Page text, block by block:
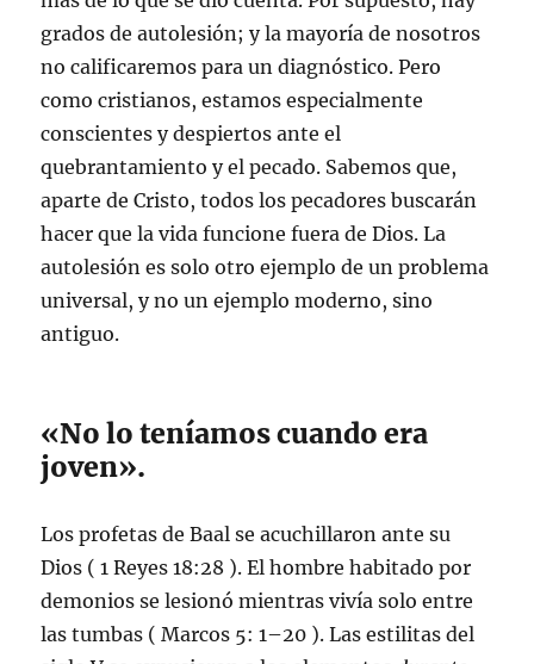
grados de autolesión; y la mayoría de nosotros
no calificaremos para un diagnóstico. Pero
como cristianos, estamos especialmente
conscientes y despiertos ante el
quebrantamiento y el pecado. Sabemos que,
aparte de Cristo, todos los pecadores buscarán
hacer que la vida funcione fuera de Dios. La
autolesión es solo otro ejemplo de un problema
universal, y no un ejemplo moderno, sino
antiguo.
«No lo teníamos cuando era
joven».
Los profetas de Baal se acuchillaron ante su
Dios (1 Reyes 18:28 ). El hombre habitado por
demonios se lesionó mientras vivía solo entre
las tumbas (Marcos 5: 1–20 ). Las estilitas del